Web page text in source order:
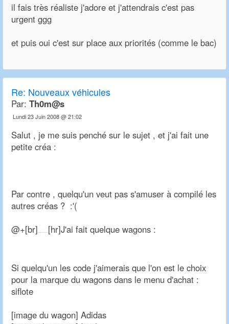
il fais très réaliste j'adore et j'attendrais c'est pas
urgent ggg
et puis oui c'est sur place aux priorités (comme le bac)
Re: Nouveaux véhicules
Par: Th0m@s
Lundi 23 Juin 2008 @ 21:02
Salut , je me suis penché sur le sujet , et j'ai fait une
petite créa :
Par contre , quelqu'un veut pas s'amuser à compilé les
autres créas ? :'(
@+[br]
[hr]J'ai fait quelque wagons :
Si quelqu'un les code j'aimerais que l'on est le choix
pour la marque du wagons dans le menu d'achat :
siflote
[image du wagon] Adidas